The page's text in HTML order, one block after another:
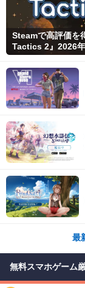
Steamで高評価を
Tactics 2』2026
最
無料スマホゲーム